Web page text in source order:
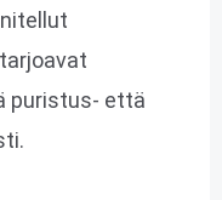
puristus- että